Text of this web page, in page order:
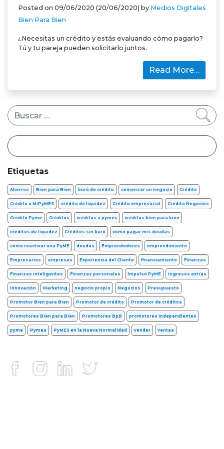
Posted on 09/06/2020 (20/06/2020) by Medios Digitales
Bien Para Bien
¿Necesitas un crédito y estás evaluando cómo pagarlo?
Tú y tu pareja pueden solicitarlo juntos.
Read More…
Buscar
Etiquetas
Ahorros Bien para Bien buró de crédito comenzar un negocio Crédito
Crédito a MiPyMES crédito de liquidez Crédito empresarial Crédito Negocios
Crédito Pyme Créditos créditos a pymes créditos bien para bien
créditos de liquidez Créditos sin buró cómo pagar mis deudas
cómo reactivar una PyME deudas Emprendedores emprendimiento
Empresarios empresas Experiencia del Cliente financiamiento Finanzas
Finanzas inteligentes Finanzas personales Impulso PyME ingresos extras
innovación Marketing negocio propio Negocios Presupuesto
Promotor Bien para Bien Promotor de crédito Promotor de créditos
Promotores Bien para Bien Promotores BpB promotores independientes
pyme Pymes PyMES en la Nueva Normalidad vender ventas